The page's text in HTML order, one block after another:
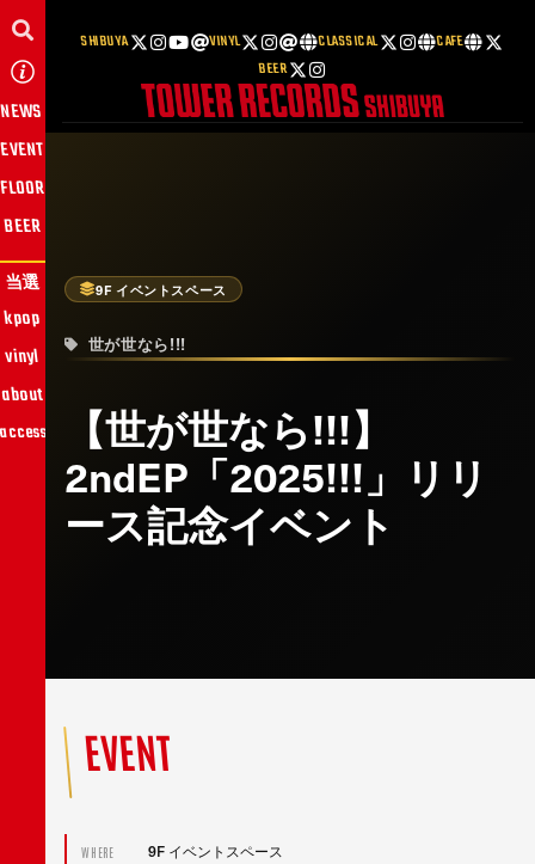
SHIBUYA VINYL CLASSICAL
CAFE
BEER
NEWS
EVENT
当選
FLOOR
BEER
kpop
vinyl
about
9F イベントスペース
世が世なら!!!
【世が世なら!!!】
2ndEP「2025!!!」リリ
ース記念イベント
EVENT
WHERE 9F イベントスペース